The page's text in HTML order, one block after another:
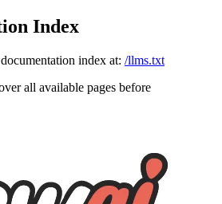
Index
index at: /llms.txt
all available pages before